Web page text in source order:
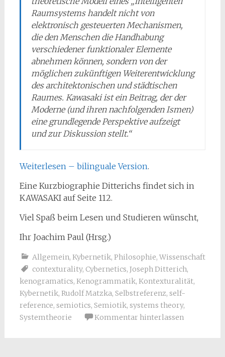
Raumsystems handelt nicht von
elektronisch gesteuerten Mechanismen,
die den Menschen die Handhabung
verschiedener funktionaler Elemente
abnehmen können, sondern von der
möglichen zukünftigen Weiterentwicklung
des architektonischen und städtischen
Raumes. Kawasaki ist ein Beitrag, der der
Moderne (und ihren nachfolgenden Ismen)
eine grundlegende Perspektive aufzeigt
und zur Diskussion stellt.“
Weiterlesen – bilinguale Version.
Eine Kurzbiographie Ditterichs findet sich in
KAWASAKI auf Seite 112.
Viel Spaß beim Lesen und Studieren wünscht,
Ihr Joachim Paul (Hrsg.)
Allgemein, Kybernetik, Philosophie, Wissenschaft
contexturality, Cybernetics, Joseph Ditterich,
kenogramatics, Kenogrammatik, Kontexturalität,
Kybernetik, Rudolf Matzka, Selbstreferenz, self-
reference, semiotics, Semiotik, systems theory,
Systemtheorie
Kommentar hinterlassen